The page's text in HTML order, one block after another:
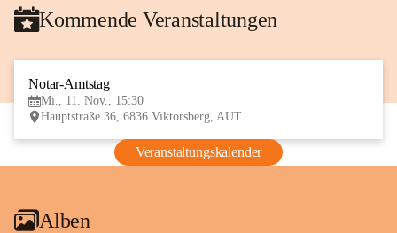
Kommende Veranstaltungen
Notar-Amtstag
Mi., 11. Nov., 15:30
Hauptstraße 36, 6836 Viktorsberg, AUT
Veranstaltungskalender
Alben